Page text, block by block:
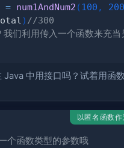
= num1AndNum2 (100 , 200
) //300
们利用传入一个函数来充当
Java 中用接口吗？试着用函
以匿名函数
函数类型的参数哦